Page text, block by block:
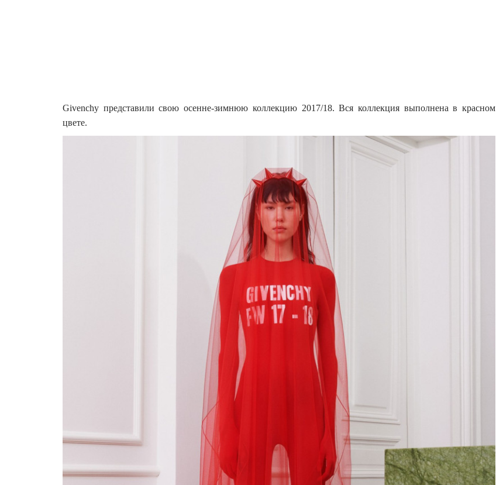
Givenchy представили свою осенне-зимнюю коллекцию 2017/18. Вся коллекция выполнена в красном
цвете.